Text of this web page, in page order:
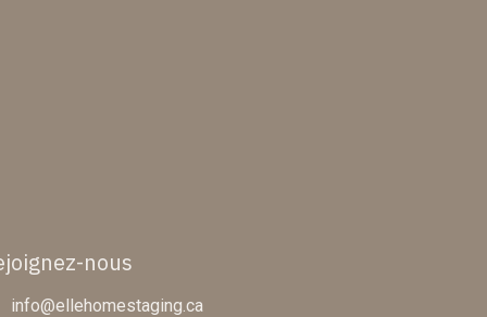
nous
info@ellehomestaging.ca